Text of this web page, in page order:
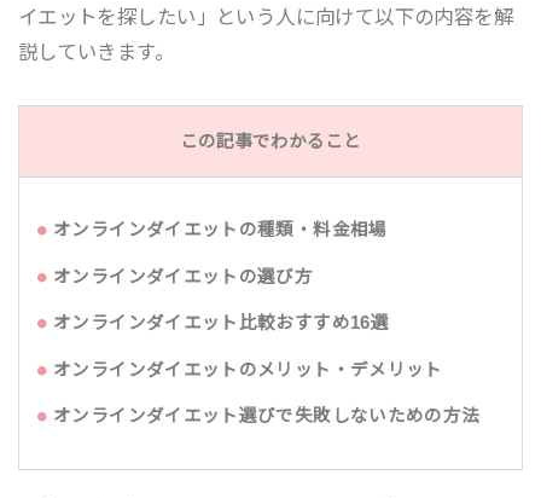
イエットを探したい」という人に向けて以下の内容を解
説していきます。
この記事でわかること
オンラインダイエットの種類・料金相場
オンラインダイエットの選び方
オンラインダイエット比較おすすめ16選
オンラインダイエットのメリット・デメリット
オンラインダイエット選びで失敗しないための方法